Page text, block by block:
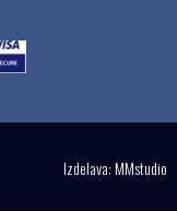
Izdelava:MMstudio